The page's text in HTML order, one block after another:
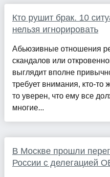
Кто рушит брак. 10
нельзя игнорировать
Абьюзивные отношения
скандалов или
выглядит вполне
требует внимания, кто-то
то уверен, что ему все
многие...
В Москве прошли
России с делегацией